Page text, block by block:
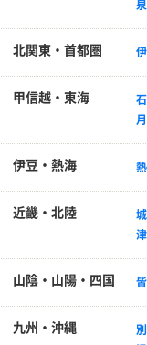
泉
北関東・首都圏
甲信越・東海
伊豆・熱海
近畿・北陸
山陰・山陽・四国
九州・沖縄